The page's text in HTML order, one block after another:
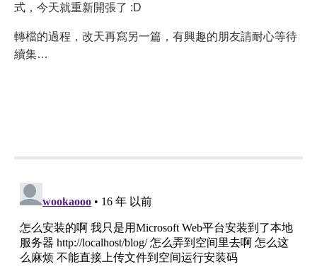
式，今天就重新開張了 :D
轉檔的過程，改天再寫另一篇，有興趣的朋友請耐心等待
續集…